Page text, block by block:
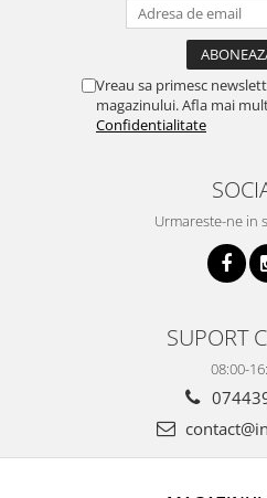
Vreau sa primesc
magazinului. Afla mai
Confidentialitate
Urmareste-ne in
SUPORT
08:00-